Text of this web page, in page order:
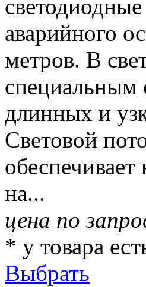
аварийного
метров. В
специальным
длинных и
Световой
на...
цена по
* у товара
Выбрать